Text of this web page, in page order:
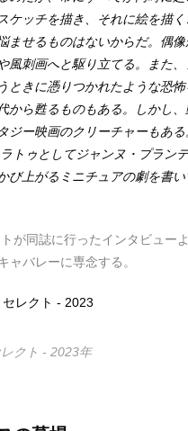
ケッチを描き、それに絵を描く
ませるものはないからだ。偶
風刺画へと駆り立てる。また、
ときに憑りつかれたような恐
から甦るものもある。しかし
ジー映画のクリーチャーもある
トゥとしてジャンヌ・プラン
び上がるミニチュアの劇を書い
が同誌に行ったインタビュー
ャバレーに専念する。
クト - 2023年